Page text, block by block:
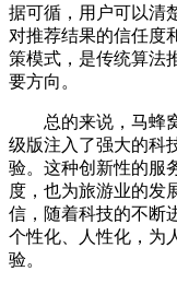
据可循，用户可以清
对推荐结果的信任度
策模式，是传统算法
要方向。
总的来说，马蜂窝
级版注入了强大的科
验。这种创新性的服
度，也为旅游业的发
信，随着科技的不断
个性化、人性化，为
验。